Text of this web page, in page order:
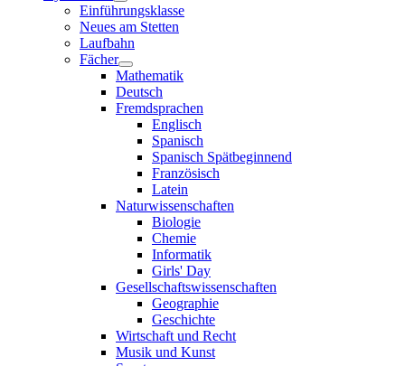
Einführungsklasse
Neues am Stetten
Laufbahn
Fächer
Mathematik
Deutsch
Fremdsprachen
Englisch
Spanisch
Spanisch Spätbeginnend
Französisch
Latein
Naturwissenschaften
Biologie
Chemie
Informatik
Girls' Day
Gesellschaftswissenschaften
Geographie
Geschichte
Wirtschaft und Recht
Musik und Kunst